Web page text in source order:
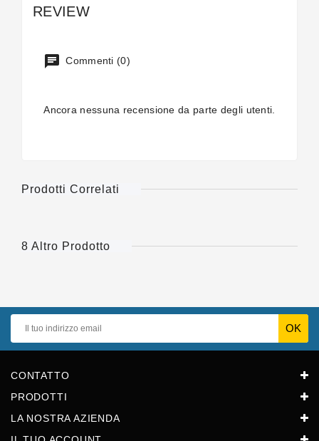
REVIEW
Commenti (0)
Ancora nessuna recensione da parte degli utenti.
Prodotti Correlati
8 Altro Prodotto
CONTATTO
PRODOTTI
LA NOSTRA AZIENDA